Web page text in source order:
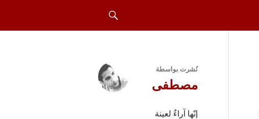
نُشرت بواسطة
مصطفى
إنّها آراءٌ لعينة